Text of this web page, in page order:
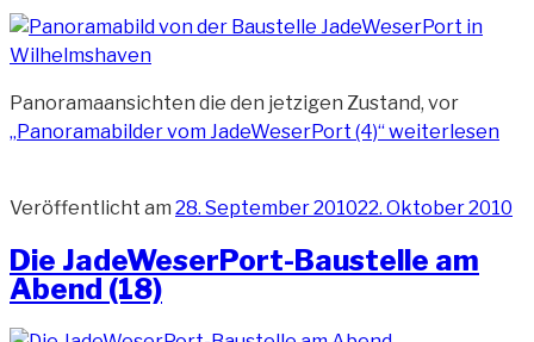
Panoramaansichten die den jetzigen Zustand, vor
„Panoramabilder vom JadeWeserPort (4)“weiterlesen
Veröffentlicht am 28. September 201022. Oktober 2010
Die JadeWeserPort-Baustelle am
Abend (18)